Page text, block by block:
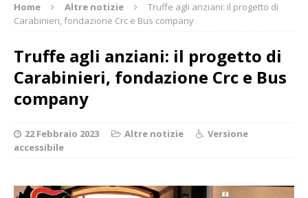
Home Altre notizie
Truffe agli anziani: il progetto di
Carabinieri, fondazione Crc e Bus company
Truffe agli anziani: il progetto di
Carabinieri, fondazione Crc e Bus
company
22 Febbraio 2023 Altre notizie
Versione
accessibile